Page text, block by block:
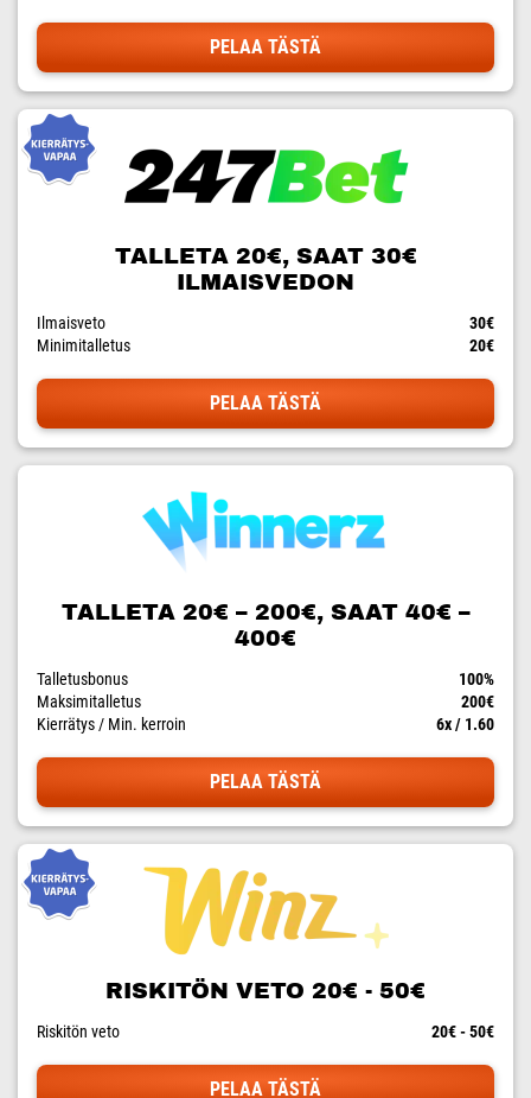
PELAA TÄSTÄ
TALLETA 20€, SAAT 30€
ILMAISVEDON
Ilmaisveto
30€
Minimitalletus
20€
PELAA TÄSTÄ
TALLETA 20€ – 200€, SAAT 40€ –
400€
Talletusbonus
100%
Maksimitalletus
200€
Kierrätys / Min. kerroin
6x / 1.60
PELAA TÄSTÄ
RISKITÖN VETO 20€ - 50€
Riskitön veto 20€ - 50€
PELAA TÄSTÄ